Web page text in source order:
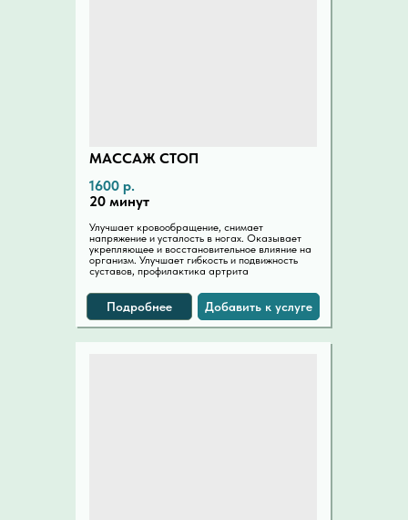
МАССАЖ СТОП
Улучшает кровообращение, снимает
напряжение и усталость в ногах. Оказывает
укрепляющее и восстановительное влияние на
организм. Улучшает гибкость и подвижность
суставов, профилактика артрита
1600 р.
20 минут
Добавить к услуге
Подробнее